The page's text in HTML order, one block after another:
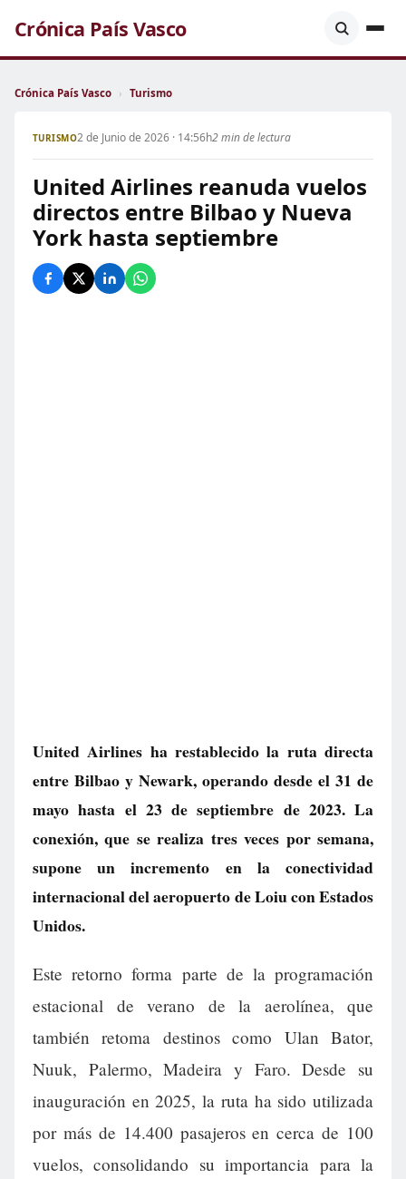
Crónica País Vasco
Crónica País Vasco › Turismo
TURISMO2 de Junio de 2026 · 14:56h2 min de lectura
United Airlines reanuda vuelos
directos entre Bilbao y Nueva
York hasta septiembre
United Airlines ha restablecido la ruta directa
entre Bilbao y Newark, operando desde el 31 de
mayo hasta el 23 de septiembre de 2023. La
conexión, que se realiza tres veces por semana,
supone un incremento en la conectividad
internacional del aeropuerto de Loiu con Estados
Unidos.
Este retorno forma parte de la programación
estacional de verano de la aerolínea, que
también retoma destinos como Ulan Bator,
Nuuk, Palermo, Madeira y Faro. Desde su
inauguración en 2025, la ruta ha sido utilizada
por más de 14.400 pasajeros en cerca de 100
vuelos, consolidando su importancia para la